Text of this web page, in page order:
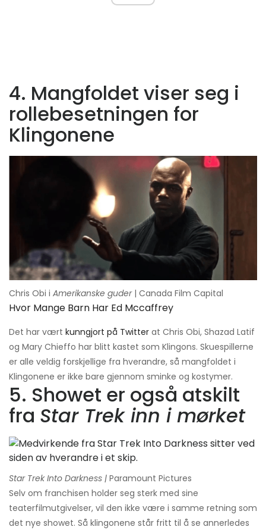
4. Mangfoldet viser seg i
rollebesetningen for
Klingonene
Chris Obi i Amerikanske guder| Canada Film Capital
Hvor Mange Barn Har Ed Mccaffrey
Det har vært kunngjort på Twitter at Chris Obi, Shazad Latif
og Mary Chieffo har blitt kastet som Klingons. Skuespillerne
er alle veldig forskjellige fra hverandre, så mangfoldet i
Klingonene er ikke bare gjennom sminke og kostymer.
5. Showet er også atskilt
fra Star Trek inn i mørket
Star Trek Into Darkness | Paramount Pictures
Selv om franchisen holder seg sterk med sine
teaterfilmutgivelser, vil den ikke være i samme retning som
det nye showet. Så klingonene står fritt til å se annerledes